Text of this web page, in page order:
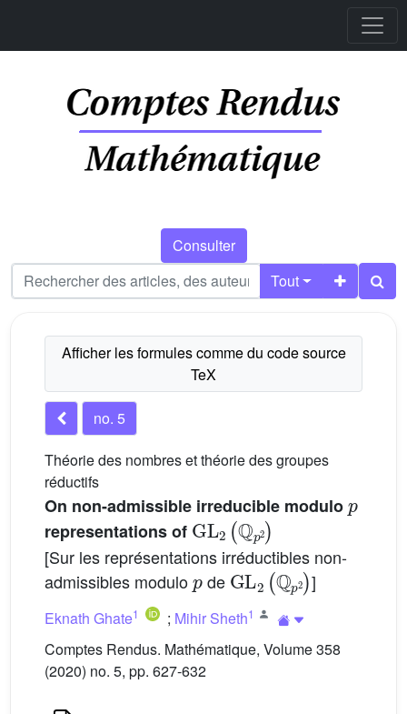
Consulter
Tout
no. 5
Théorie des nombres et théorie des groupes
réductifs
On non-admissible irreducible modulo
representations of
GL2(ℚp2)
[Sur les représentations irréductibles non-
admissibles modulopde GL2(ℚp2 )
]
Eknath Ghate1 ; Mihir Sheth1
Comptes Rendus. Mathématique, Volume 358
(2020) no. 5, pp. 627-632